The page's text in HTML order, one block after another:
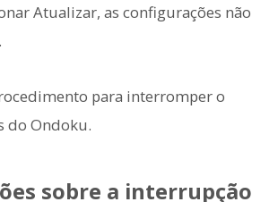
Atualizar, as configurações não
para interromper o
do Ondoku.
sobre a interrupção